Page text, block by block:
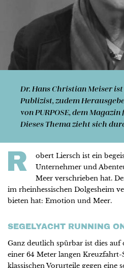
Dr. Hans Christian Meiser
Publizist, zudem
von PURPOSE, dem
Dieses Thema zieht sich
R
obert Liersch ist ein
Unternehmer und
Meer verschrieben hat.
im rheinhessischen Dolgesheim
bieten hat: Emotion und Meer.
SEGELYACHT RUNNING
Ganz deutlich spürbar ist dies auf
einer 64 Meter langen Kreuzfahrt-
klassischen Vorurteile gegen eine